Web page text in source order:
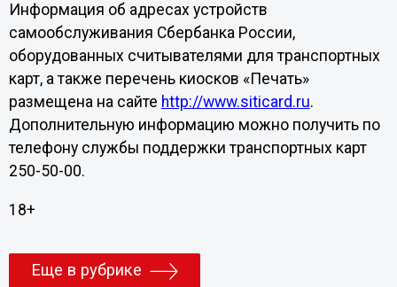
Информация об адресах устройств
самообслуживания Сбербанка России,
оборудованных считывателями для транспортных
карт, а также перечень киосков «Печать»
размещена на сайте http://www.siticard.ru.
Дополнительную информацию можно получить по
телефону службы поддержки транспортных карт
250-50-00.
18+
Еще в рубрике